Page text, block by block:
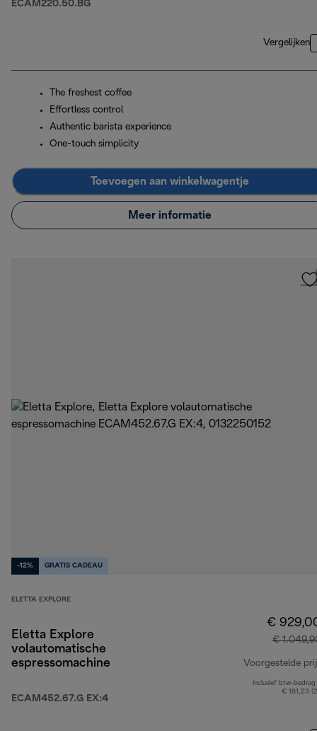
ECAM220.50.BG
Vergelijken
The freshest coffee
Effortless control
Authentic barista experience
One-touch simplicity
Toevoegen aan winkelwagentje
Meer informatie
-12% GRATIS CADEAU
ELETTA EXPLORE
Eletta Explore
volautomatische
espressomachine
ECAM452.67.G EX:4
€
€
Voorgestelde
Inclusief btw-bedrag
€ 161,23